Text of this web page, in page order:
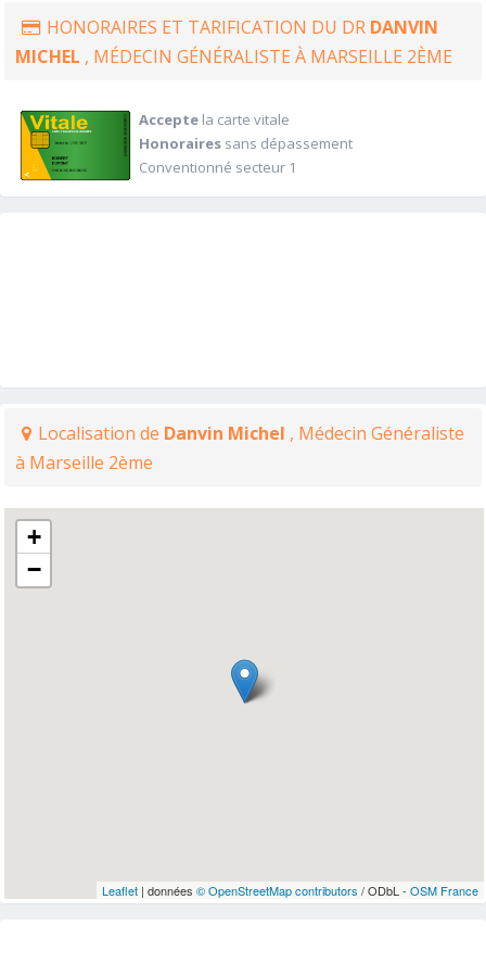
HONORAIRES ET TARIFICATION DU DR DANVIN
MICHEL , MÉDECIN GÉNÉRALISTE À MARSEILLE 2ÈME
Acceptela carte vitale
Honorairessans dépassement
Conventionné secteur 1
Localisation de Danvin Michel , Médecin Généraliste
à Marseille 2ème
+
−
Leaflet| données © OpenStreetMap contributors / ODbL - OSM France